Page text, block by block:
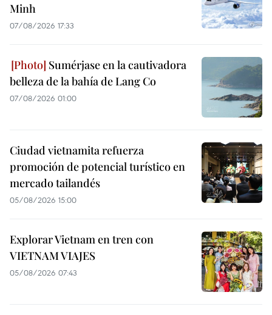
Minh
07/08/2026 17:33
Sumérjase en la cautivadora
belleza de la bahía de Lang Co
07/08/2026 01:00
Ciudad vietnamita refuerza
promoción de potencial turístico en
mercado tailandés
05/08/2026 15:00
Explorar Vietnam en tren con
VIETNAM VIAJES
05/08/2026 07:43